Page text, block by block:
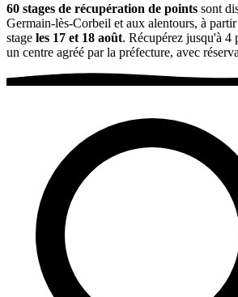
60 stages de récupération de points sont
Germain-lès-Corbeil et aux alentours, à
stage les 17 et 18 août. Récupérez jusqu'à 4
un centre agréé par la préfecture, avec